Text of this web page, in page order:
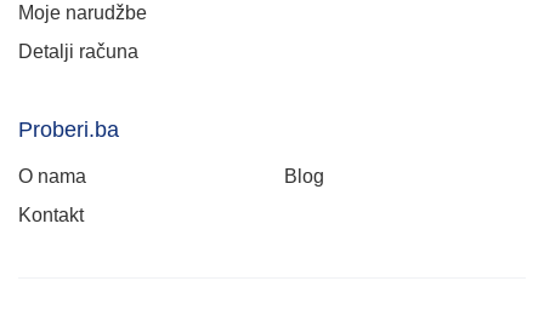
Moje narudžbe
Detalji računa
Proberi.ba
O nama
Blog
Kontakt